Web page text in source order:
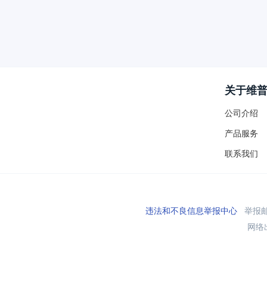
关于维普
公司介绍
产品服务
联系我们
违法和不良信息举报中心举报
网